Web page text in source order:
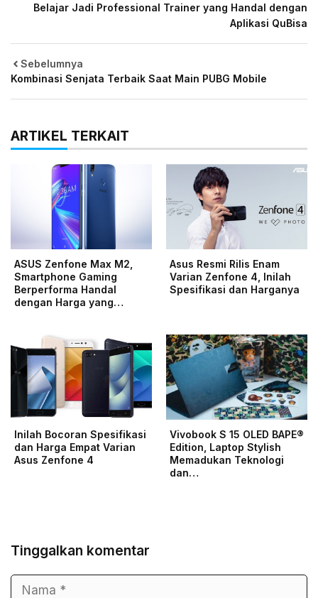
Sebelumnya
Kombinasi Senjata Terbaik Saat Main PUBG Mobile
Belajar Jadi Professional Trainer yang Handal dengan
Aplikasi QuBisa
ARTIKEL TERKAIT
ASUS Zenfone Max M2,
Smartphone Gaming
Berperforma Handal
dengan Harga yang…
Asus Resmi Rilis Enam
Varian Zenfone 4, Inilah
Spesifikasi dan Harganya
Inilah Bocoran Spesifikasi
dan Harga Empat Varian
Asus Zenfone 4
Vivobook S 15 OLED BAPE®
Edition, Laptop Stylish
Memadukan Teknologi
dan…
Tinggalkan komentar
Nama
Surel